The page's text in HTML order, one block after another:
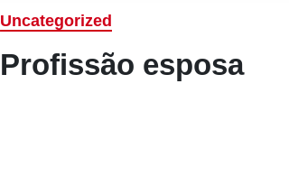
Uncategorized
Profissão esposa